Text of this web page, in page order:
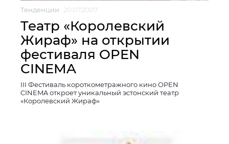
Тенденции 20.07.2007
Театр «Королевский
Жираф» на открытии
фестиваля OPEN
CINEMA
III Фестиваль короткометражного кино OPEN
CINEMA откроет уникальный эстонский театр
«Королевский Жираф»